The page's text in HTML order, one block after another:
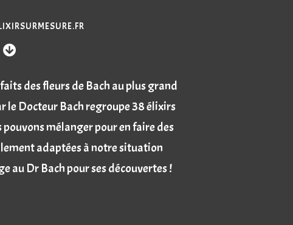
des fleurs de Bach au plus grand
le Docteur Bach regroupe 38 élixirs
mélanger pour en faire des
adaptées à notre situation
au Dr Bach pour ses découvertes !